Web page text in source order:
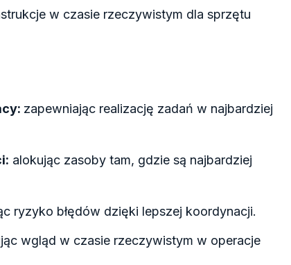
w czasie rzeczywistym dla sprzętu
zapewniając realizację zadań w najbardziej
alokując zasoby tam, gdzie są najbardziej
ryzyko błędów dzięki lepszej koordynacji.
wgląd w czasie rzeczywistym w operacje